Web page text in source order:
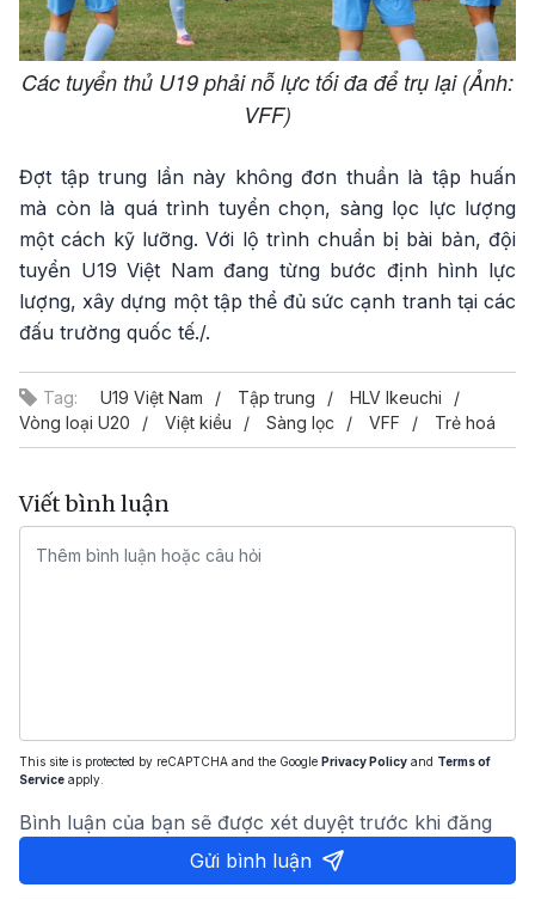
Các tuyển thủ U19 phải nỗ lực tối đa để trụ lại (Ảnh:
VFF)
Đợt tập trung lần này không đơn thuần là tập huấn
mà còn là quá trình tuyển chọn, sàng lọc lực lượng
một cách kỹ lưỡng. Với lộ trình chuẩn bị bài bản, đội
tuyển U19 Việt Nam đang từng bước định hình lực
lượng, xây dựng một tập thể đủ sức cạnh tranh tại các
đấu trường quốc tế./.
Tag: U19 Việt Nam Tập trung
HLV Ikeuchi
Vòng loại U20
Việt kiều Sàng lọc VFF Trẻ hoá
Viết bình luận
This site is protected by reCAPTCHA and the Google Privacy Policy and Terms of
Service apply.
Bình luận của bạn sẽ được xét duyệt trước khi đăng
Gửi bình luận